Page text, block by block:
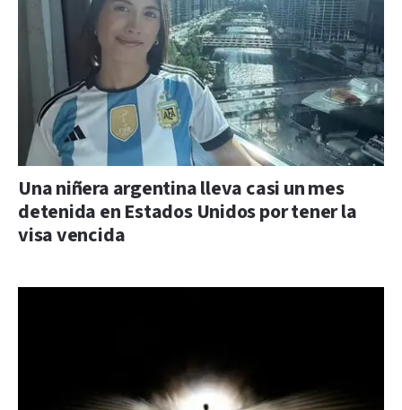
Una niñera argentina lleva casi un mes
detenida en Estados Unidos por tener la
visa vencida